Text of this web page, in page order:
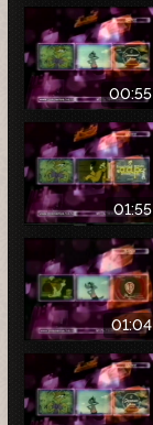
00:55
01:55
01:04